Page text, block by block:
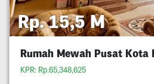
Rp. 15,5 M
Rumah Mewah Pusat Kota
KPR: Rp.65,348,625